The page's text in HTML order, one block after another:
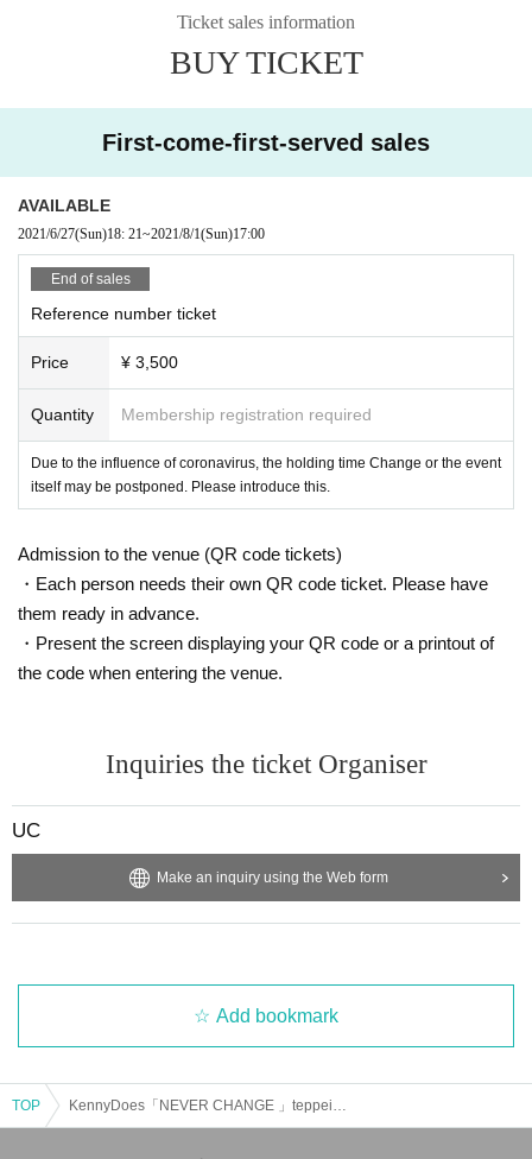
スラムダンクの三井寿をイメージした、モチベーションが上がる
収録曲の中でも随一の壮大さを感じさせる「Echoes
のプロデュース能力の高さが惑星を飛び出した「月ま
“ここにいない人に向けた”切なさをメロディと昇華する「Wish Yo
u Were Here
そして今作のハイライトにもなり得る、勢いとエモーションの両
方が存分に活かされた
「遠くまで行こう」「考えすぎは良くないぜ」と続く終盤。
として良質な一枚。
———————
ラッパー集団、梅田サイファーからラッパー兼トラックメイカー
であるteppeiのソロアルバム。
teppei自身が手掛けるトラックは民族音楽をベースとしたトライバ
ルなテイストのモノから耳馴染みの良いものまで、ルーツである
宗教や芸術を踏襲した、どれも一癖ある楽曲が並んでいる。
から来たのかを静かだが熱量を感じるトラックに載せて高らかに
spo2」では2019年末に渋谷WWWで行われた梅田サイファーのワ
ンマンライブ中に心不全となり死にかけた経緯をラッパーならで
はの伝え方で表現する。
」では自身の宗教のルーツを赤裸々に語り、宗教
世として生きてきた上での弊害や苦悩をトライバルなトラックの
アルバムの最後を飾る「
」では自分自身がどこから来て
どこへ行くのか、梅田サイファーの面々の過去のリリックからサ
ンプリングし自分の人生で関わった人に対しての感謝を歌いアル
梅田サイファーとして培ったスキルと経験を元にteppei
にしか表現
出来ないトピックを並べた今作はさながらインナーチャイルドセ
Ticket sales information
BUY TICKET
First-come-first-served sales
AVAILABLE
2021/6/27(Sun)18: 21~2021/8/1(Sun)17:00
End of sales
Reference number ticket
Price ¥ 3,500
Quantity Membership registration required
Due to the influence of coronavirus, the holding time Change or the event
itself may be postponed. Please introduce this.
Admission to the venue (QR code tickets)
・Each person needs their own QR code ticket. Please have
them ready in advance.
・Present the screen displaying your QR code or a printout of
the code when entering the venue.
Inquiries the ticket Organiser
UC
Make an inquiry using the Web form
Add bookmark
TOP